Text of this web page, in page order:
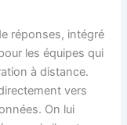
réponses, intégré
les équipes qui
à distance.
vers
On lui